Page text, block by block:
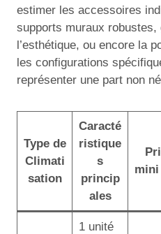
estimer les accessoires
supports muraux robustes,
l’esthétique, ou encore la
les configurations
représenter une part non
Type de
Climati
sation
Caracté
ristique
s
princip
ales
mini
1 unité